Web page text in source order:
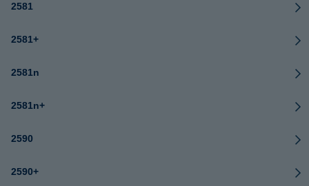
2581
2581+
2581n
2581n+
2590
2590+